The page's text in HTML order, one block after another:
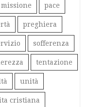
missione pace
preghiera
sofferenza
tentazione
unità
cristiana